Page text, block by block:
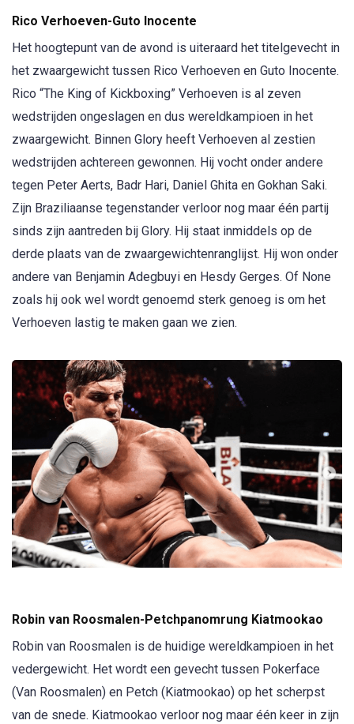
Rico Verhoeven-Guto Inocente
Het hoogtepunt van de avond is uiteraard het titelgevecht in
het zwaargewicht tussen Rico Verhoeven en Guto Inocente.
Rico “The King of Kickboxing” Verhoeven is al zeven
wedstrijden ongeslagen en dus wereldkampioen in het
zwaargewicht. Binnen Glory heeft Verhoeven al zestien
wedstrijden achtereen gewonnen. Hij vocht onder andere
tegen Peter Aerts, Badr Hari, Daniel Ghita en Gokhan Saki.
Zijn Braziliaanse tegenstander verloor nog maar één partij
sinds zijn aantreden bij Glory. Hij staat inmiddels op de
derde plaats van de zwaargewichtenranglijst. Hij won onder
andere van Benjamin Adegbuyi en Hesdy Gerges. Of None
zoals hij ook wel wordt genoemd sterk genoeg is om het
Verhoeven lastig te maken gaan we zien.
Robin van Roosmalen-Petchpanomrung Kiatmookao
Robin van Roosmalen is de huidige wereldkampioen in het
vedergewicht. Het wordt een gevecht tussen Pokerface
(Van Roosmalen) en Petch (Kiatmookao) op het scherpst
van de snede. Kiatmookao verloor nog maar één keer in zijn